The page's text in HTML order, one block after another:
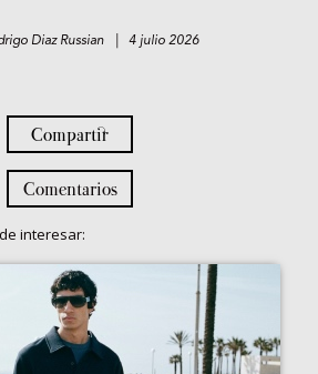
Diaz Russian | 4 julio 2026
Compartir
Comentarios
interesar: